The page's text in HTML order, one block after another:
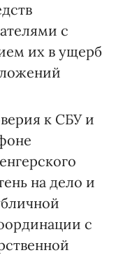
с
их в ущерб
к СБУ и
на дело и
с